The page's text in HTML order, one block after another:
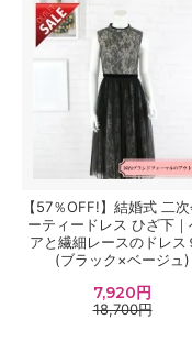
【57％OFF!】結婚式 二
ーティードレス ひざ下｜
アと繊細レースのドレス
(ブラック×ベージュ)
7,920円
18,700円